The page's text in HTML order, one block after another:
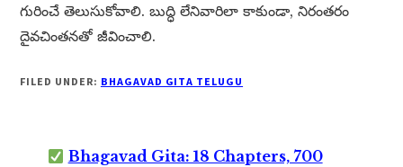
గురించే తెలుసుకోవాలి. బుద్ధి లేనివారిలా కాకుండా, నిరంతరం
దైవచింతనతో జీవించాలి.
FILED UNDER: BHAGAVAD GITA TELUGU
Bhagavad Gita: 18 Chapters, 700